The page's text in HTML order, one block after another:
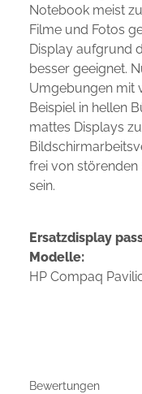
Notebook meist
Filme und Fotos
Display aufgrund
besser geeignet.
Umgebungen mit
Beispiel in hellen
mattes Displays
frei von störenden
sein.
Ersatzdisplay
Modelle:
HP Compaq
Bewertungen